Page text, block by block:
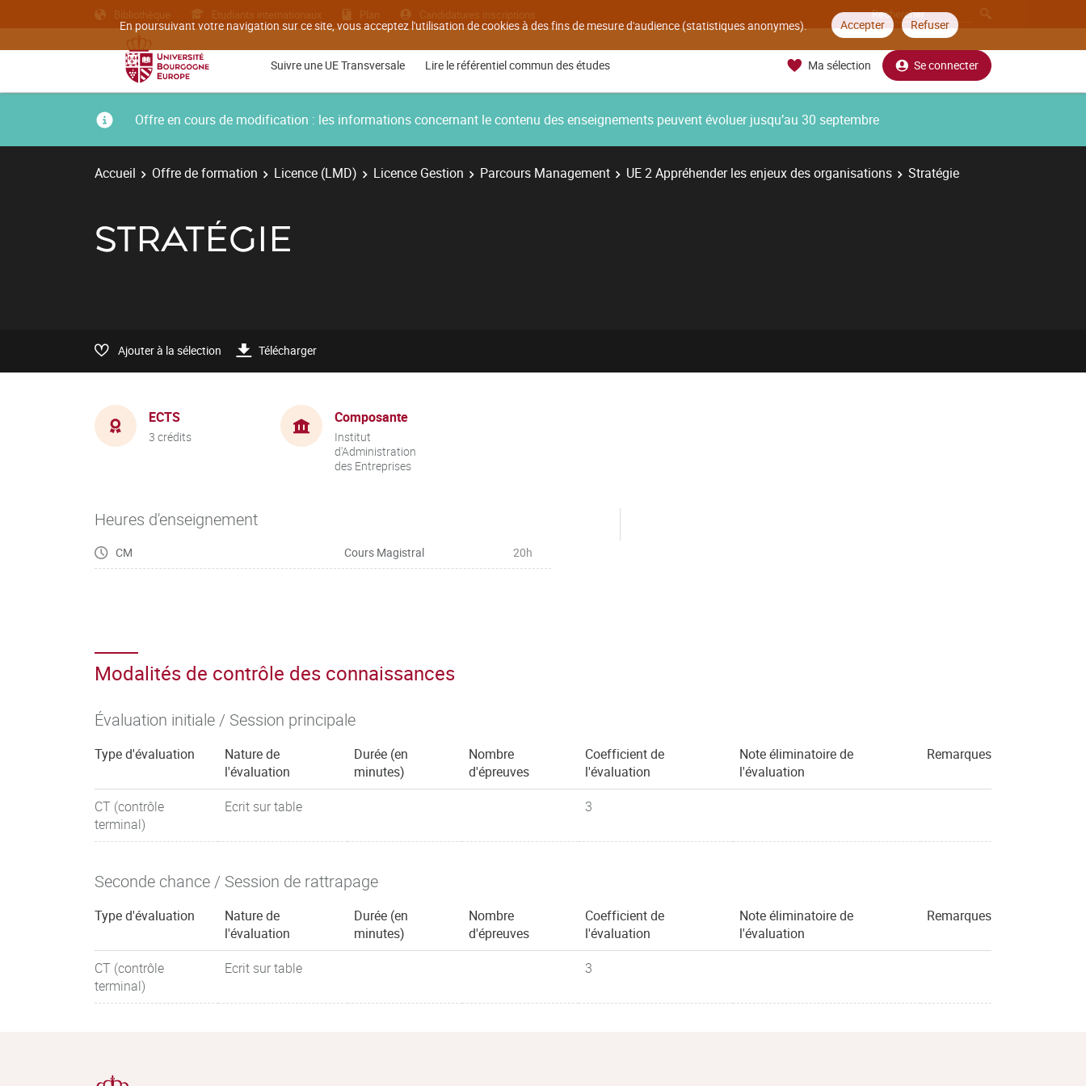
En poursuivant votre navigation sur ce site, vous acceptez l'utilisation de cookies à des fins de mesure d'audience (statistiques anonymes). Accepter Refuser
Bibliothèque Etudiants internationaux Plan Candidatures inscriptions
Suivre une UE Transversale Lire le référentiel commun des études Ma sélection Se connecter
Offre en cours de modification : les informations concernant le contenu des enseignements peuvent évoluer jusqu’au 30 septembre
Accueil Offre de formation Licence (LMD) Licence Gestion Parcours Management UE 2 Appréhender les enjeux des organisations Stratégie
STRATÉGIE
Ajouter à la sélection Télécharger
ECTS
3 crédits
Composante
Institut
d'Administration
des Entreprises
Heures d'enseignement
CM Cours Magistral 20h
Modalités de contrôle des connaissances
Évaluation initiale / Session principale
Type d'évaluation
Nature de
l'évaluation
Durée (en
minutes)
Nombre
d'épreuves
Coefficient de
l'évaluation
Note éliminatoire de
l'évaluation
Remarques
CT (contrôle
terminal)
Ecrit sur table 3
Seconde chance / Session de rattrapage
Type d'évaluation
Nature de
l'évaluation
Durée (en
minutes)
Nombre
d'épreuves
Coefficient de
l'évaluation
Note éliminatoire de
l'évaluation
Remarques
CT (contrôle
terminal)
Ecrit sur table 3